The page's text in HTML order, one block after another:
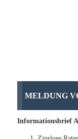
MELDUNG
Informationsbrief